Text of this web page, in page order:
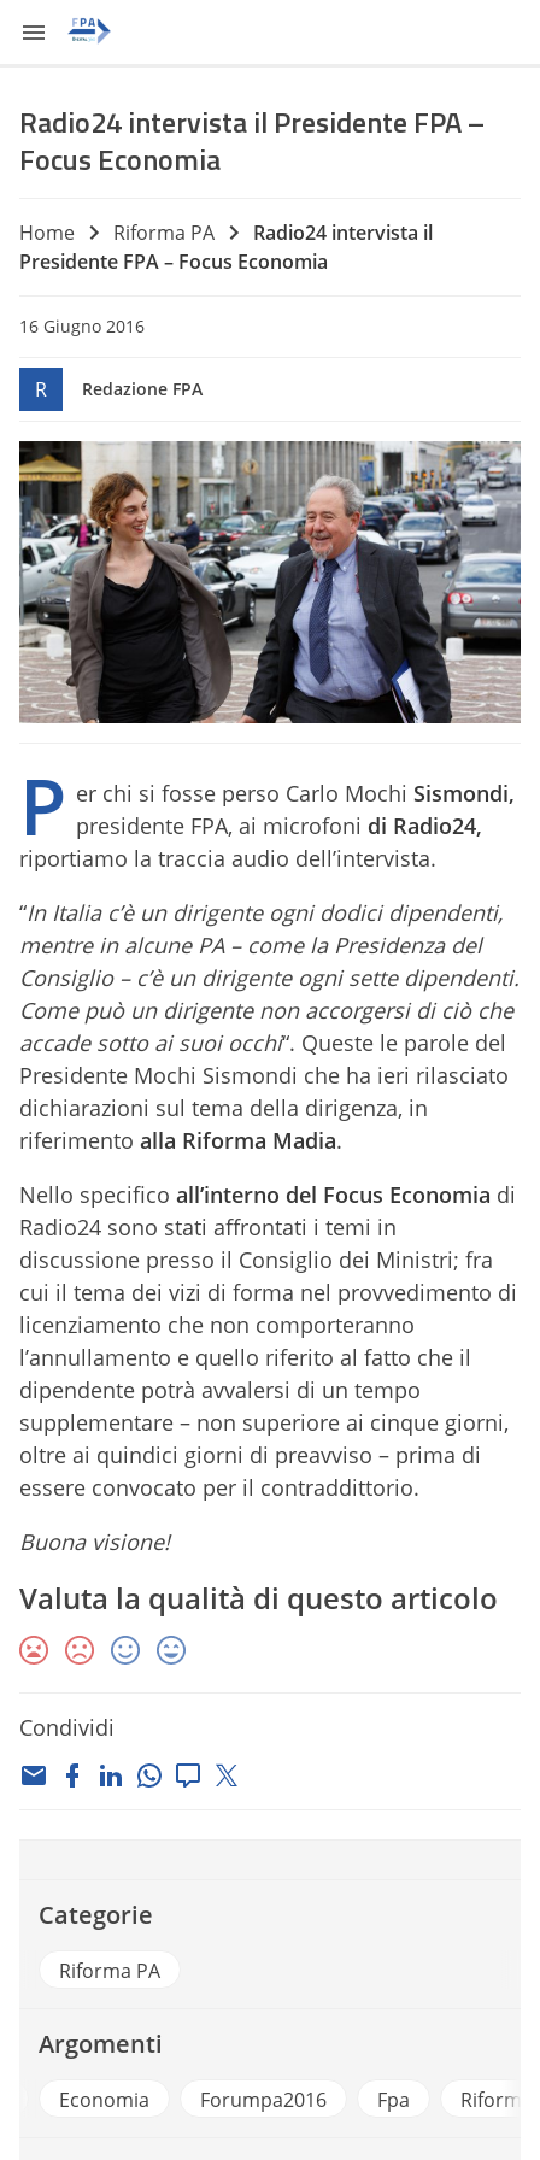
Radio24 intervista il Presidente FPA –
Focus Economia
Home Riforma PA
Radio24 intervista il
Presidente FPA – Focus Economia
16 Giugno 2016
R Redazione FPA
P er chi si fosse perso Carlo Mochi Sismondi,
presidente FPA, ai microfoni di Radio24,
riportiamo la traccia audio dell’intervista.
“In Italia c’è un dirigente ogni dodici dipendenti,
mentre in alcune PA – come la Presidenza del
Consiglio – c’è un dirigente ogni sette dipendenti.
Come può un dirigente non accorgersi di ciò che
accade sotto ai suoi occhi“. Queste le parole del
Presidente Mochi Sismondi che ha ieri rilasciato
dichiarazioni sul tema della dirigenza, in
riferimento alla Riforma Madia.
Nello specifico all’interno del Focus Economia di
Radio24 sono stati affrontati i temi in
discussione presso il Consiglio dei Ministri; fra
cui il tema dei vizi di forma nel provvedimento di
licenziamento che non comporteranno
l’annullamento e quello riferito al fatto che il
dipendente potrà avvalersi di un tempo
supplementare – non superiore ai cinque giorni,
oltre ai quindici giorni di preavviso – prima di
essere convocato per il contraddittorio.
Buona visione!
Valuta la qualità di questo articolo
Condividi
Categorie
Riforma PA
Argomenti
Economia Forumpa2016 Fpa Riforma